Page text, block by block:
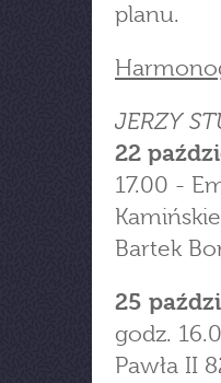
planu.
JERZY
22
17.00 -
Bartek
25
godz.
Pawła II